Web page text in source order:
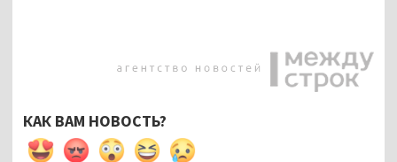
КАК ВАМ НОВОСТЬ?